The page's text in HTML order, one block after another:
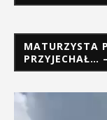
MATURZYSTA
PRZYJECHAŁ…
Odtwarzacz